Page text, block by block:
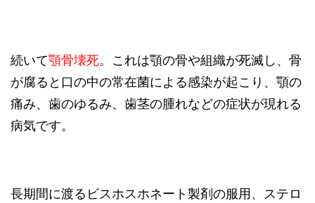
続いて顎骨壊死。 これは顎の骨や組織が死滅し、骨
が腐ると口の中の常在菌による感染が起こり、顎の
痛み、歯のゆるみ、歯茎の腫れなどの症状が現れる
病気です。
長期間に渡るビスホスホネート製剤の服用、ステロ